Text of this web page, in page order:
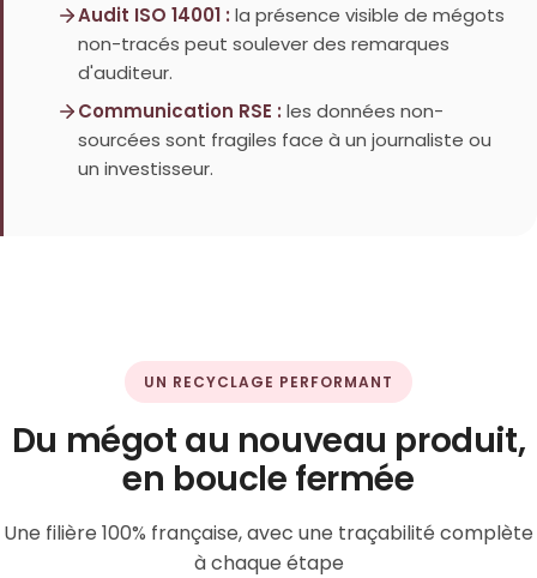
Audit ISO 14001 : la présence visible de mégots
non-tracés peut soulever des remarques
d'auditeur.
Communication RSE : les données non-
sourcées sont fragiles face à un journaliste ou
un investisseur.
UN RECYCLAGE PERFORMANT
Du mégot au nouveau produit,
en boucle fermée
Une filière 100% française, avec une traçabilité complète
à chaque étape